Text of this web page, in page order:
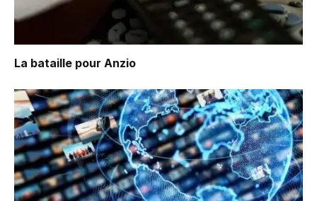
La bataille pour Anzio